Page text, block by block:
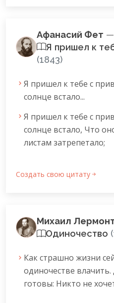
Афанасий Фет —
Я пришел к
(1843)
Я пришел к тебе с
солнце встало...
Я пришел к тебе с
солнце встало, Что
листам затрепетало;
Создать свою цитату
Михаил
Одиночество
Как страшно жизни
одиночестве
готовы: Никто не